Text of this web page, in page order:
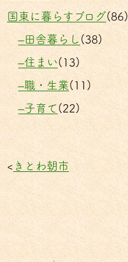
国東に暮らすブログ(86)
–田舎暮らし (38)
–住まい (13)
–職・生業(11)
–子育て (22)
< きとわ朝市